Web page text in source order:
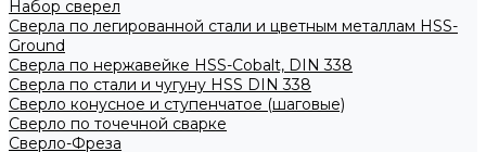
Набор сверел
Сверла по легированной стали и цветным металлам HSS-
Ground
Сверла по нержавейке HSS-Cobalt, DIN 338
Сверла по стали и чугуну HSS DIN 338
Сверло конусное и ступенчатое (шаговые)
Сверло по точечной сварке
Сверло-Фреза